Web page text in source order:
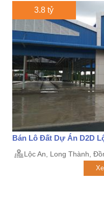
3.8 tỷ
Bán Lô Đất Dự Án D2D
Lộc An, Long Thành,